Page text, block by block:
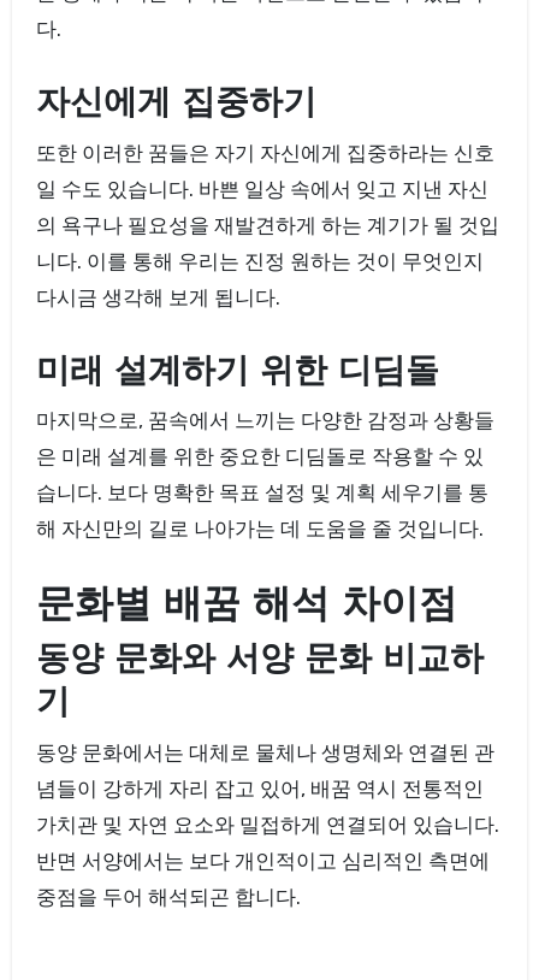
다.
자신에게 집중하기
또한 이러한 꿈들은 자기 자신에게 집중하라는 신호
일 수도 있습니다. 바쁜 일상 속에서 잊고 지낸 자신
의 욕구나 필요성을 재발견하게 하는 계기가 될 것입
니다. 이를 통해 우리는 진정 원하는 것이 무엇인지
다시금 생각해 보게 됩니다.
미래 설계하기 위한 디딤돌
마지막으로, 꿈속에서 느끼는 다양한 감정과 상황들
은 미래 설계를 위한 중요한 디딤돌로 작용할 수 있
습니다. 보다 명확한 목표 설정 및 계획 세우기를 통
해 자신만의 길로 나아가는 데 도움을 줄 것입니다.
문화별 배꿈 해석 차이점
동양 문화와 서양 문화 비교하
기
동양 문화에서는 대체로 물체나 생명체와 연결된 관
념들이 강하게 자리 잡고 있어, 배꿈 역시 전통적인
가치관 및 자연 요소와 밀접하게 연결되어 있습니다.
반면 서양에서는 보다 개인적이고 심리적인 측면에
중점을 두어 해석되곤 합니다.